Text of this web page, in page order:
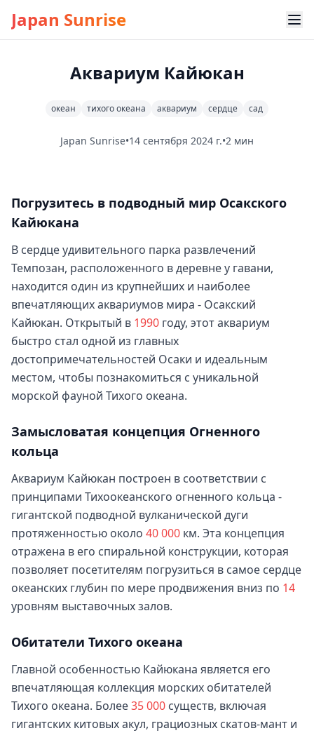
Japan Sunrise
Аквариум Кайюкан
океан тихого океана аквариум сердце сад
Japan Sunrise•14 сентября 2024 г.•2 мин
Погрузитесь в подводный мир Осакского
Кайюкана
В сердце удивительного парка развлечений
Темпозан, расположенного в деревне у гавани,
находится один из крупнейших и наиболее
впечатляющих аквариумов мира - Осакский
Кайюкан. Открытый в 1990 году, этот аквариум
быстро стал одной из главных
достопримечательностей Осаки и идеальным
местом, чтобы познакомиться с уникальной
морской фауной Тихого океана.
Замысловатая концепция Огненного
кольца
Аквариум Кайюкан построен в соответствии с
принципами Тихоокеанского огненного кольца -
гигантской подводной вулканической дуги
протяженностью около 40000 км. Эта концепция
отражена в его спиральной конструкции, которая
позволяет посетителям погрузиться в самое сердце
океанских глубин по мере продвижения вниз по 14
уровням выставочных залов.
Обитатели Тихого океана
Главной особенностью Кайюкана является его
впечатляющая коллекция морских обитателей
Тихого океана. Более35000 существ, включая
гигантских китовых акул, грациозных скатов-мант и